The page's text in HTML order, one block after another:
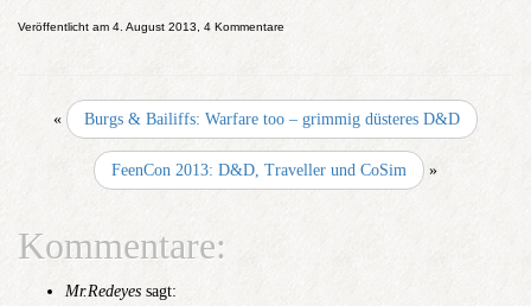
Veröffentlicht am 4. August 2013, 4 Kommentare
« Burgs & Bailiffs: Warfare too – grimmig düsteres D&D
FeenCon 2013: D&D, Traveller und CoSim »
Kommentare:
Mr.Redeyes sagt: